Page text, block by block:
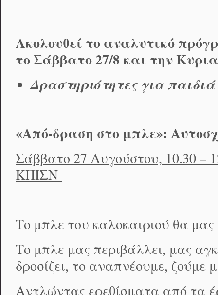
Ακολουθεί το αναλυτικό
το Σάββατο 27/8 και την
Δραστηριότητες για παιδιά
«Από-δραση στο μπλε»:
Σάββατο 27 Αυγούστου, 10.30 –
ΚΠΙΣΝ
Το μπλε του καλοκαιριού θα μας
Το μπλε μας περιβάλλει, μας
δροσίζει, το αναπνέουμε, ζούμε
Αντλώντας ερεθίσματα από τα